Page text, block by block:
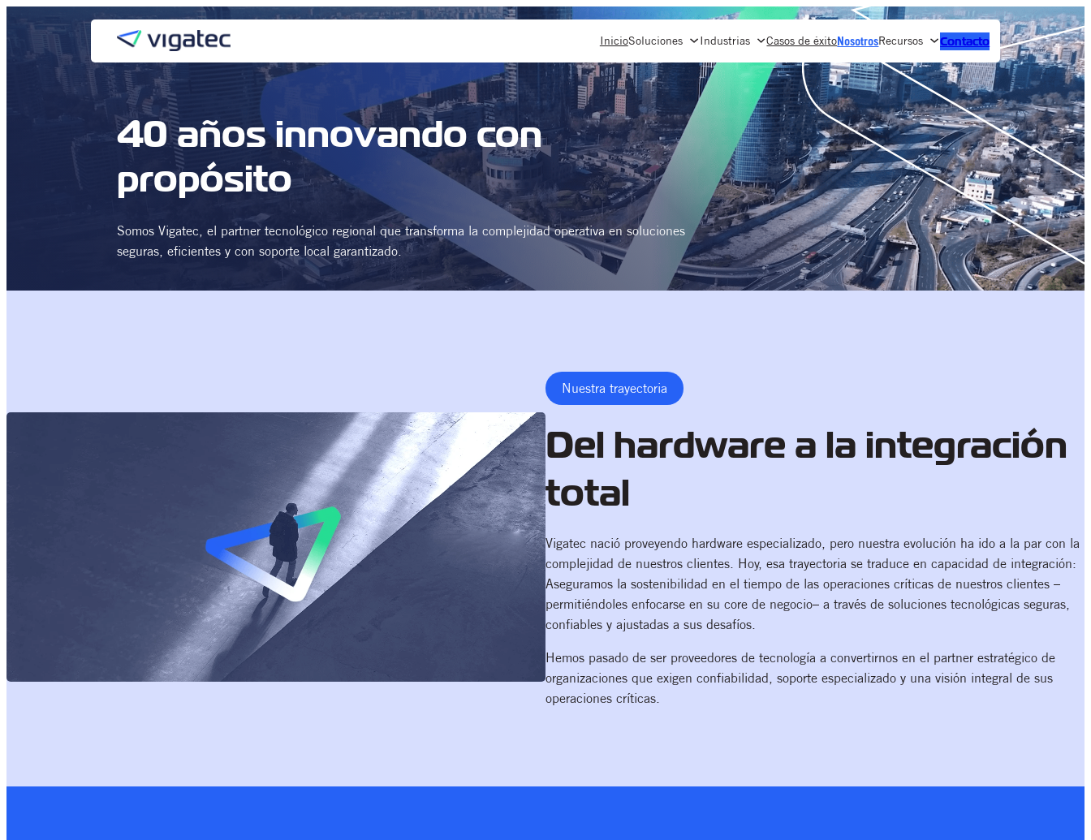
contenido
InicioSoluciones Industrias Casos de éxitoNosotrosRecursos Contacto
40 años innovando con
propósito
Somos Vigatec, el partner tecnológico regional que transforma la complejidad operativa en soluciones
seguras, eficientes y con soporte local garantizado.
Nuestra trayectoria
Del hardware a la integración
total
Vigatec nació proveyendo hardware especializado, pero nuestra evolución ha ido a la par con la
complejidad de nuestros clientes. Hoy, esa trayectoria se traduce en capacidad de integración:
Aseguramos la sostenibilidad en el tiempo de las operaciones críticas de nuestros clientes –
permitiéndoles enfocarse en su core de negocio– a través de soluciones tecnológicas seguras,
confiables y ajustadas a sus desafíos.
Hemos pasado de ser proveedores de tecnología a convertirnos en el partner estratégico de
organizaciones que exigen confiabilidad, soporte especializado y una visión integral de sus
operaciones críticas.